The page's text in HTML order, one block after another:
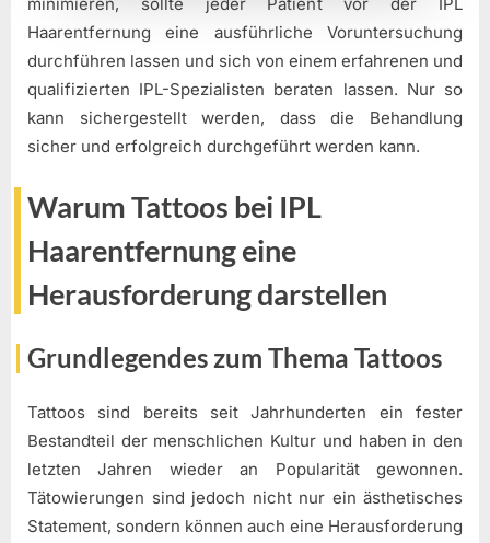
Haarentfernung eine ausführliche Voruntersuchung
durchführen lassen und sich von einem erfahrenen und
qualifizierten IPL-Spezialisten beraten lassen. Nur so
kann sichergestellt werden, dass die Behandlung
sicher und erfolgreich durchgeführt werden kann.
Warum Tattoos bei IPL
Haarentfernung eine
Herausforderung darstellen
Grundlegendes zum Thema Tattoos
Tattoos sind bereits seit Jahrhunderten ein fester
Bestandteil der menschlichen Kultur und haben in den
letzten Jahren wieder an Popularität gewonnen.
Tätowierungen sind jedoch nicht nur ein ästhetisches
Statement, sondern können auch eine Herausforderung